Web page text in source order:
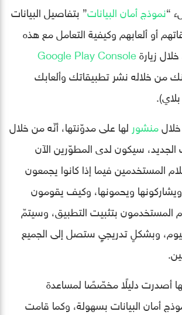
“نموذج أمان البيانات” بتفاصيل البيانات
أو ألعابهم وكيفية التعامل مع هذه
زيارةGoogle Play Console
من خلاله نشر تطبيقاتك وألعابك
منشور لها على مدوّنتها، أنّه من خلال
الجديد، سيكون لدى المطوّرين الآن
المستخدمين فيما إذا كانوا يجمعون
ويحمونها، وكيف يقومون
المستخدمون بتثبيت التطبيق، وسيتمّ
وبشكلٍ تدريجيٍ ستصل إلى الجميع
أصدرت دليلًا مخصّصًا لمساعدة
أمان البيانات بسهولة، وكما قامت